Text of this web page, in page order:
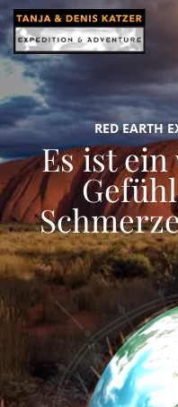
RED EARTH
Es ist